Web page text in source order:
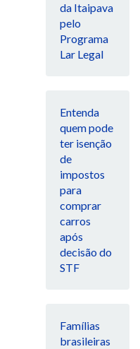
da Itaipava
pelo
Programa
Lar Legal
Entenda
quem pode
ter isenção
de
impostos
para
comprar
carros
após
decisão do
STF
Famílias
brasileiras